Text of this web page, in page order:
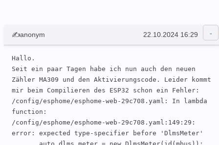
Funktion.
    dummy_receiver: false
      delimiter: "\n"
    sequence:
      - lambda: UARTDebug::log_string(direction,
bytes);
Gibt es einen guten Weg das zu debuggen? Wie kann
ich loggen, ob die MBUS-Verbindung versucht wird
herzustellen?
✍anonym 22.10.2024 16:29
Hallo.
Seit ein paar Tagen habe ich nun auch den neuen
Zähler MA309 und den Aktivierungscode. Leider kommt
mir beim Compilieren des ESP32 schon ein Fehler:
/config/esphome/esphome-web-29c708.yaml: In lambda
function:
/config/esphome/esphome-web-29c708.yaml:149:29:
error: expected type-specifier before 'DlmsMeter'